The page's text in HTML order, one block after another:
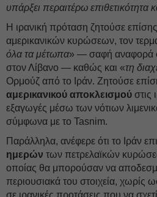
υπάρξει περαιτέρω επιθετικότητα
Η ιρανική πρόταση ζητούσε
αμερικανικών κυρώσεων, τον
όλα τα μέτωπα» — σαφή αναφορά
στον Λίβανο — καθώς και «τη
Ορμούζ από το Ιράν. Ζητούσε
αμερικανικού αποκλεισμού στις
εξαγωγές μέσω των νότιων
σύμφωνα με το Tasnim.
Παράλληλα, ανέφερε ότι το Ιράν
ημερών των πετρελαϊκών
οποίας θα μπορούσαν να
περιουσιακά του στοιχεία, χωρίς
σε ιρανικές προτάσεις που να